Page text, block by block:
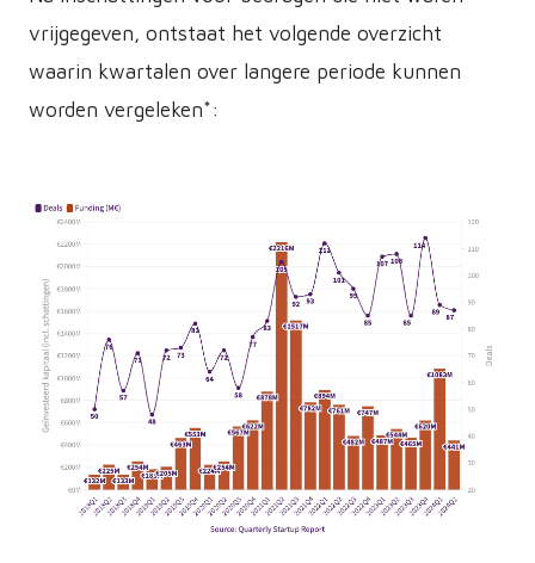
vrijgegeven, ontstaat het volgende overzicht
waarin kwartalen over langere periode kunnen
worden vergeleken*:
PNG